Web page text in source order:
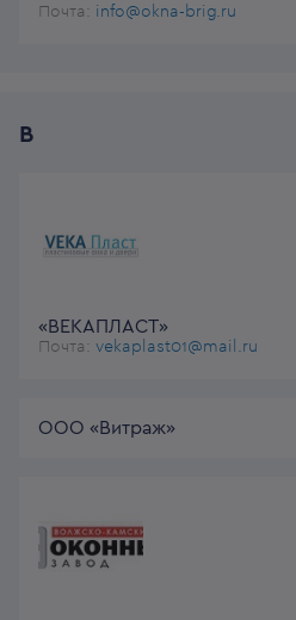
Почта: info@okna-brig.ru
В
«ВЕКАПЛАСТ»
Почта: vekaplast01@mail.ru
ООО «Витраж»